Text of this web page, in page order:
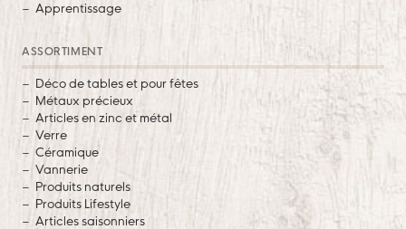
Apprentissage
ASSORTIMENT
Déco de tables et pour fêtes
Métaux précieux
Articles en zinc et métal
Verre
Céramique
Vannerie
Produits naturels
Produits Lifestyle
Articles saisonniers